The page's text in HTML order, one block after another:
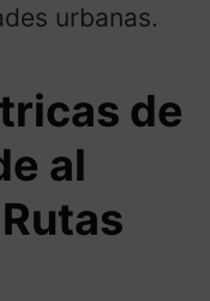
urbanas.
de
al